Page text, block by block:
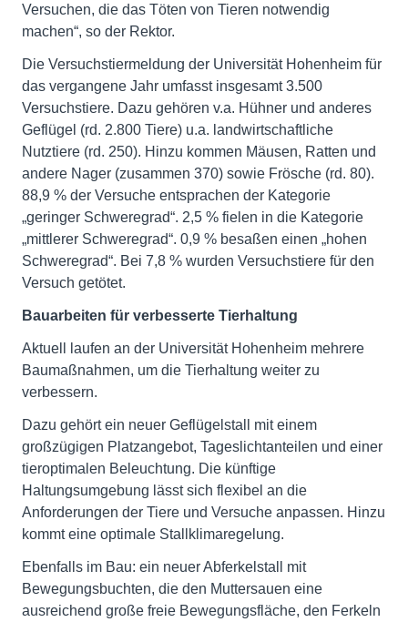
Versuchen, die das Töten von Tieren notwendig
machen“, so der Rektor.
Die Versuchstiermeldung der Universität Hohenheim für
das vergangene Jahr umfasst insgesamt 3.500
Versuchstiere. Dazu gehören v.a. Hühner und anderes
Geflügel (rd. 2.800 Tiere) u.a. landwirtschaftliche
Nutztiere (rd. 250). Hinzu kommen Mäusen, Ratten und
andere Nager (zusammen 370) sowie Frösche (rd. 80).
88,9 % der Versuche entsprachen der Kategorie
„geringer Schweregrad“. 2,5 % fielen in die Kategorie
„mittlerer Schweregrad“. 0,9 % besaßen einen „hohen
Schweregrad“. Bei 7,8 % wurden Versuchstiere für den
Versuch getötet.
Bauarbeiten für verbesserte Tierhaltung
Aktuell laufen an der Universität Hohenheim mehrere
Baumaßnahmen, um die Tierhaltung weiter zu
verbessern.
Dazu gehört ein neuer Geflügelstall mit einem
großzügigen Platzangebot, Tageslichtanteilen und einer
tieroptimalen Beleuchtung. Die künftige
Haltungsumgebung lässt sich flexibel an die
Anforderungen der Tiere und Versuche anpassen. Hinzu
kommt eine optimale Stallklimaregelung.
Ebenfalls im Bau: ein neuer Abferkelstall mit
Bewegungsbuchten, die den Muttersauen eine
ausreichend große freie Bewegungsfläche, den Ferkeln